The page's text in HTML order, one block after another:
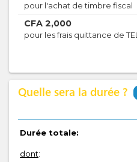
pour l'achat de timbre fiscal
CFA 2,000
pour les frais quittance de TEL
Quelle sera la durée ?
Durée totale:
dont: